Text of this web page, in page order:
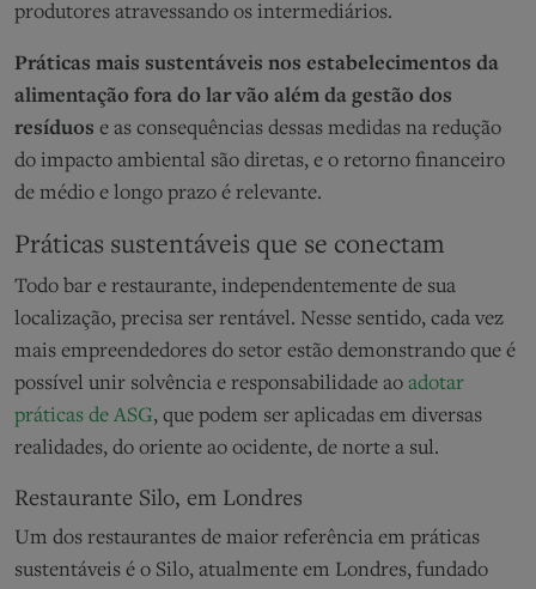
produtores atravessando os intermediários.
Práticas mais sustentáveis nos estabelecimentos da
alimentação fora do lar vão além da gestão dos
resíduos e as consequências dessas medidas na redução
do impacto ambiental são diretas, e o retorno financeiro
de médio e longo prazo é relevante.
Práticas sustentáveis que se conectam
Todo bar e restaurante, independentemente de sua
localização, precisa ser rentável. Nesse sentido, cada vez
mais empreendedores do setor estão demonstrando que é
possível unir solvência e responsabilidade ao adotar
práticas de ASG, que podem ser aplicadas em diversas
realidades, do oriente ao ocidente, de norte a sul.
Restaurante Silo, em Londres
Um dos restaurantes de maior referência em práticas
sustentáveis é o Silo, atualmente em Londres, fundado